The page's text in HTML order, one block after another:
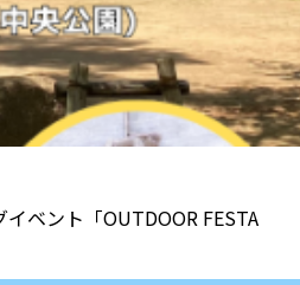
ベント「OUTDOOR FESTA